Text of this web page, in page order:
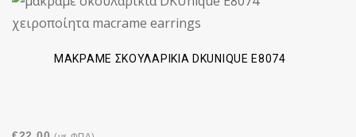
ΜΑΚΡΑΜΈ ΣΚΟΥΛΑΡΊΚΙΑ DKUNIQUE E8074